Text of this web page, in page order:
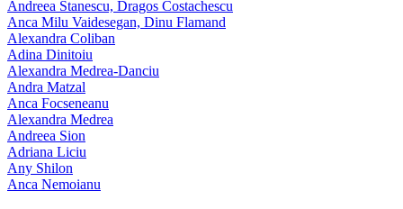
Andreea Stanescu, Dragos Costachescu
Anca Milu Vaidesegan, Dinu Flamand
Alexandra Coliban
Adina Dinitoiu
Alexandra Medrea-Danciu
Andra Matzal
Anca Focseneanu
Alexandra Medrea
Andreea Sion
Adriana Liciu
Any Shilon
Anca Nemoianu